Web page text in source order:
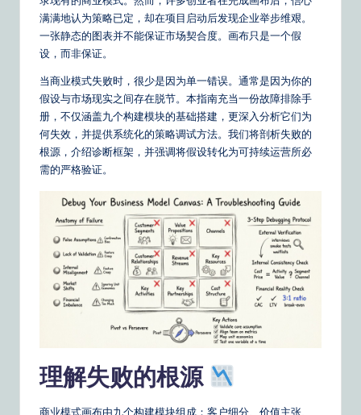
fi
d
C
hi
满满地认为策略已定，却在项目启动后发现企业举步维艰。
一张静态的图表并不能保证市场契合度。画布只是一个假
设，而非保证。
当商业模式失败时，很少是因为单一错误。通常是因为你的
假设与市场现实之间存在脱节。本指南充当一份故障排除手
册，不仅涵盖九个构建模块的基础搭建，更深入分析它们为
何失效，并提供系统化的策略调试方法。我们将剖析失败的
根源，介绍诊断框架，并强调将假设转化为可持续运营所必
需的严格验证。
理解失败的根源
商业模式画布由九个构建模块组成：客户细分、价值主张、